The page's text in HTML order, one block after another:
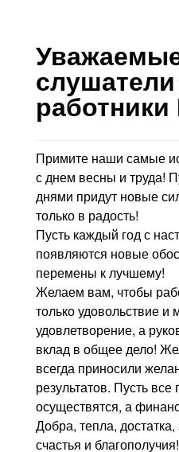
Услуги проживания
Контакты
работники
Примите наши самые
с днем весны и труда!
днями придут новые
только в радость!
Пусть каждый год с
появляются новые
перемены к лучшему!
Желаем вам, чтобы
только удовольствие и
удовлетворение, а
вклад в общее дело!
всегда приносили
результатов. Пусть
осуществятся, а
Добра, тепла,
счастья и благополучия!